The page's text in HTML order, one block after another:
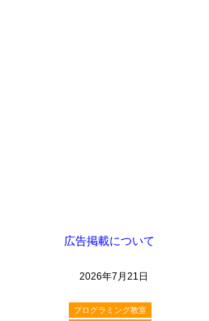
広告掲載について
2026年7月21日
プログラミング教室